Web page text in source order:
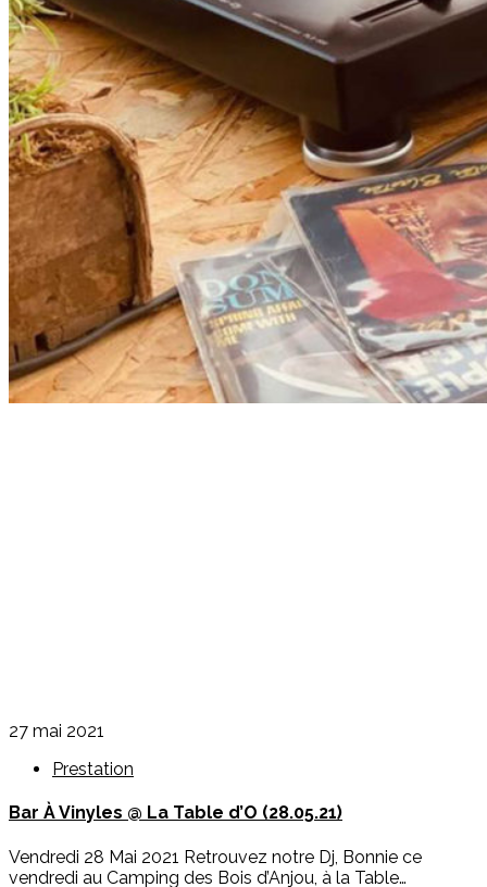
27 mai 2021
Prestation
Bar À Vinyles @ La Table d’O (28.05.21)
Vendredi 28 Mai 2021 Retrouvez notre Dj, Bonnie ce
vendredi au Camping des Bois d’Anjou, à la Table…